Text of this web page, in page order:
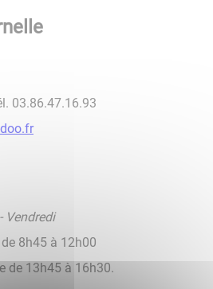
03.86.47.16.93
Vendredi
8h45 à 12h00
de 13h45 à 16h30.